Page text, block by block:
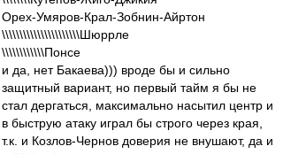
Орех-Умяров-Крал-Зобнин-Айртон
\\\\\\\\\\\\\\\\\\\\\\Шюррле
\\\\\\\\\\\\Понсе
и да, нет Бакаева))) вроде бы и сильно
защитный вариант, но первый тайм я бы не
стал дергаться, максимально насытил центр и
в быструю атаку играл бы строго через края,
т.к. и Козлов-Чернов доверия не внушают, да и